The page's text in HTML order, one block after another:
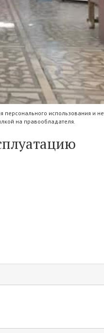
использования и не
на правообладателя.